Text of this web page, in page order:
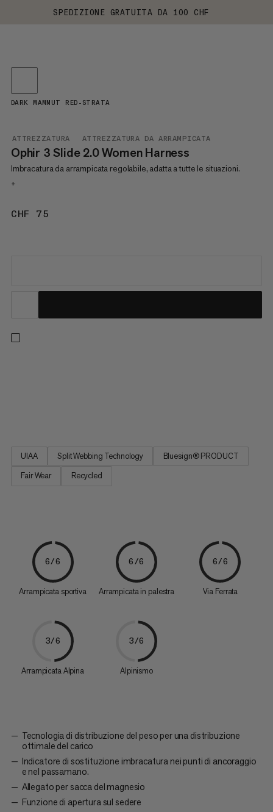
SPEDIZIONE GRATUITA DA 100 CHF
ATTREZZATURA ATTREZZATURA DA ARRAMPICATA
Ophir 3 Slide 2.0 Women Harness
Imbracatura da arrampicata regolabile, adatta a tutte le situazioni.
+
CHF 75
DARK MAMMUT RED-STRATA
UIAA Split Webbing Technology
Bluesign® PRODUCT
Fair Wear
Recycled
6/6
Arrampicata sportiva
6/6
Arrampicata in palestra
6/6
Via Ferrata
3/6
Arrampicata Alpina
3/6
Alpinismo
Tecnologia di distribuzione del peso per una distribuzione
ottimale del carico
Indicatore di sostituzione imbracatura nei punti di ancoraggio
e nel passamano.
Allegato per sacca del magnesio
Funzione di apertura sul sedere